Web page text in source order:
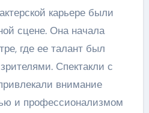
карьере были
сцене. Она начала
где ее талант был
Спектакли с
внимание
и профессионализмом